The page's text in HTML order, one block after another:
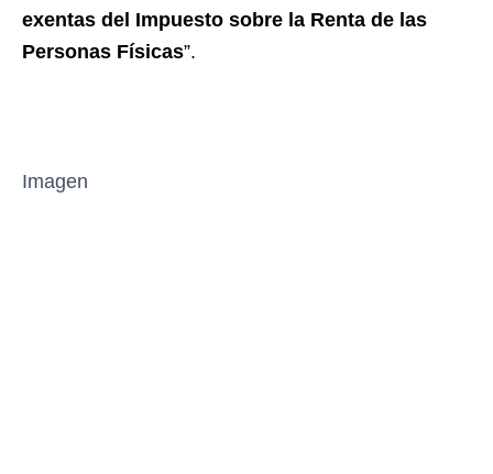
exentas del Impuesto sobre la Renta de las
Personas Físicas”.
Imagen